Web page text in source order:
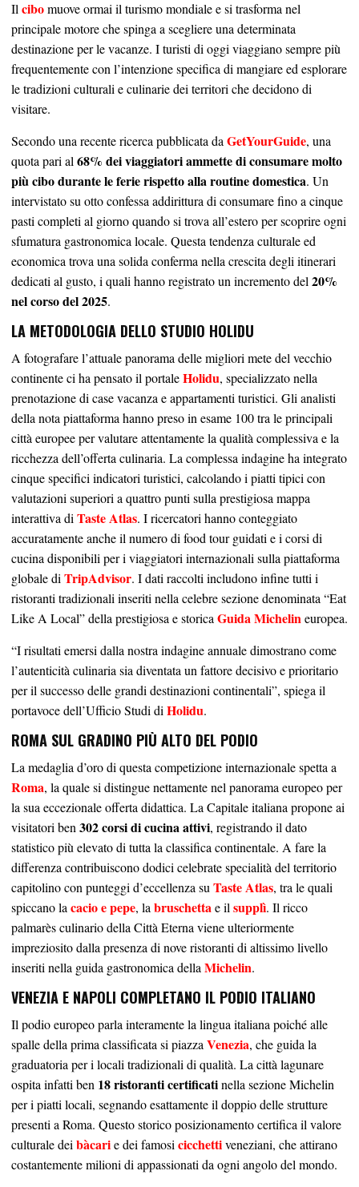
Ilcibomuove ormai il turismo mondiale e si trasforma nel
principale motore che spinga a scegliere una determinata
destinazione per le vacanze. I turisti di oggi viaggiano sempre più
frequentemente con l’intenzione specifica di mangiare ed esplorare
le tradizioni culturali e culinarie dei territori che decidono di
visitare.
Secondo una recente ricerca pubblicata daGetYourGuide, una
quota pari al68% dei viaggiatori ammette di consumare molto
più cibo durante le ferie rispetto alla routine domestica. Un
intervistato su otto confessa addirittura di consumare fino a cinque
pasti completi al giorno quando si trova all’estero per scoprire ogni
sfumatura gastronomica locale. Questa tendenza culturale ed
economica trova una solida conferma nella crescita degli itinerari
dedicati al gusto, i quali hanno registrato un incremento del20%
nel corso del 2025.
LA METODOLOGIA DELLO STUDIO HOLIDU
A fotografare l’attuale panorama delle migliori mete del vecchio
continente ci ha pensato il portaleHolidu, specializzato nella
prenotazione di case vacanza e appartamenti turistici. Gli analisti
della nota piattaforma hanno preso in esame 100 tra le principali
città europee per valutare attentamente la qualità complessiva e la
ricchezza dell’offerta culinaria. La complessa indagine ha integrato
cinque specifici indicatori turistici, calcolando i piatti tipici con
valutazioni superiori a quattro punti sulla prestigiosa mappa
interattiva diTaste Atlas. I ricercatori hanno conteggiato
accuratamente anche il numero di food tour guidati e i corsi di
cucina disponibili per i viaggiatori internazionali sulla piattaforma
globale diTripAdvisor. I dati raccolti includono infine tutti i
ristoranti tradizionali inseriti nella celebre sezione denominata “Eat
Like A Local” della prestigiosa e storicaGuida Michelineuropea.
“I risultati emersi dalla nostra indagine annuale dimostrano come
l’autenticità culinaria sia diventata un fattore decisivo e prioritario
per il successo delle grandi destinazioni continentali”, spiega il
portavoce dell’Ufficio Studi diHolidu.
ROMA SUL GRADINO PIÙ ALTO DEL PODIO
La medaglia d’oro di questa competizione internazionale spetta a
Roma, la quale si distingue nettamente nel panorama europeo per
la sua eccezionale offerta didattica. La Capitale italiana propone ai
visitatori ben302 corsi di cucina attivi, registrando il dato
statistico più elevato di tutta la classifica continentale. A fare la
differenza contribuiscono dodici celebrate specialità del territorio
capitolino con punteggi d’eccellenza suTaste Atlas, tra le quali
spiccano lacacio e pepe, labruschettae ilsupplì. Il ricco
palmarès culinario della Città Eterna viene ulteriormente
impreziosito dalla presenza di nove ristoranti di altissimo livello
inseriti nella guida gastronomica dellaMichelin.
VENEZIA E NAPOLI COMPLETANO IL PODIO ITALIANO
Il podio europeo parla interamente la lingua italiana poiché alle
spalle della prima classificata si piazzaVenezia, che guida la
graduatoria per i locali tradizionali di qualità. La città lagunare
ospita infatti ben 18 ristoranti certificatinella sezione Michelin
per i piatti locali, segnando esattamente il doppio delle strutture
presenti a Roma. Questo storico posizionamento certifica il valore
culturale deibàcarie dei famosicicchettiveneziani, che attirano
costantemente milioni di appassionati da ogni angolo del mondo.